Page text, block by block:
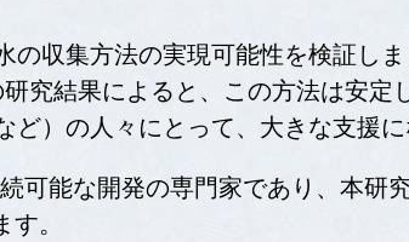
収集方法の実現可能性を検証し
究結果によると、この方法は安
）の人々にとって、大きな支援に
可能な開発の専門家であり、本研
。